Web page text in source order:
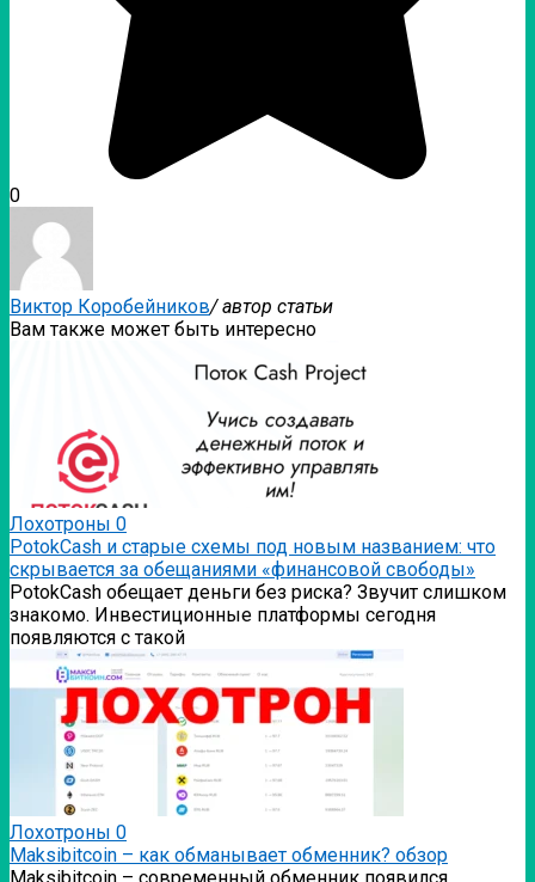
0
Виктор Коробейников/ автор статьи
Вам также может быть интересно
Лохотроны 0
PotokCash и старые схемы под новым названием: что
скрывается за обещаниями «финансовой свободы»
PotokCash обещает деньги без риска? Звучит слишком
знакомо. Инвестиционные платформы сегодня
появляются с такой
Лохотроны 0
Мaksibitcoin – как обманывает обменник? обзор